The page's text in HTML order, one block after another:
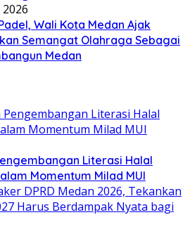
2026
Wali Kota Medan Ajak
Semangat Olahraga Sebagai
Medan
Literasi Halal
Momentum Milad MUI